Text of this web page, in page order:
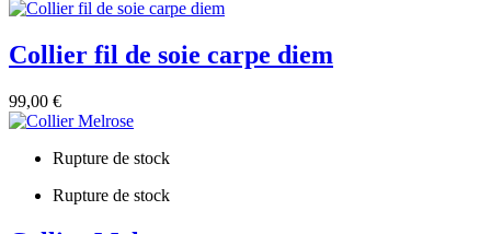
Collier fil de soie carpe diem
99,00 €
Rupture de stock
Rupture de stock